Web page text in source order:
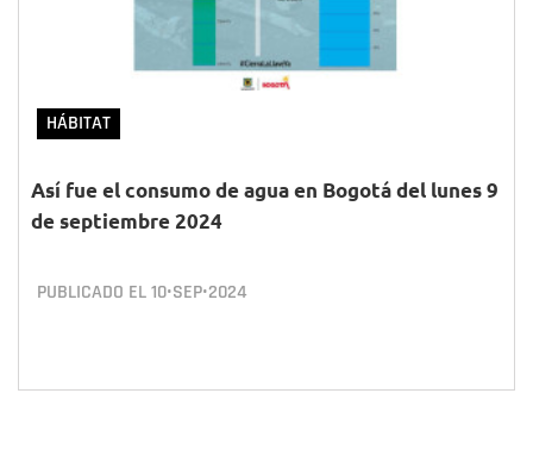
HÁBITAT
Así fue el consumo de agua en Bogotá del lunes 9
de septiembre 2024
PUBLICADO EL10•SEP•2024